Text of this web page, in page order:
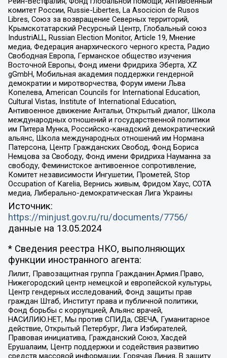
комитет России, Russie-Libertes, La Asocicion de Rusos
Libres, Союз за возвращение Северных территорий,
Крымскотатарский Ресурсный Центр, Глобальный союз
IndustriALL, Russian Election Monitor, Article 19, Мнение
медиа, Федерация анархического черного креста, Радио
Свободная Европа, Германское общество изучения
Восточной Европы, Фонд имени Фридриха Эберта, XZ
gGmbH, Мобильная академия поддержки гендерной
демократии и миротворчества, Форум имени Льва
Копелева, American Councils for International Education,
Cultural Vistas, Institute of International Education,
Антивоенное движение Антальи, Открытый диалог, Школа
международных отношений и государственной политики
им Питера Мунка, Российско-канадский демократический
альянс, Школа международных отношений им Нормана
Патерсона, Центр Гражданских Свобод, Фонд Бориса
Немцова за Свободу, Фонд имени Фридриха Науманна за
свободу, Феминистское антивоенное сопротивление,
Комитет независимости Ингушетии, Прометей, Stop
Occupation of Karelia, Вернись живым, Фридом Хаус, СОТА
медиа, Либерально-демократическая Лига Украины
Источник:
https://minjust.gov.ru/ru/documents/7756/
данные на 13.05.2024
* Сведения реестра НКО, выполняющих
функции иностранного агента:
Лилит, Правозащитная группа Гражданин.Армия.Право,
Нижегородский центр немецкой и европейской культуры,
Центр гендерных исследований, Фонд защиты прав
граждан Штаб, Институт права и публичной политики,
Фонд борьбы с коррупцией, Альянс врачей,
НАСИЛИЮ.НЕТ, Мы против СПИДа, СВЕЧА, Гуманитарное
действие, Открытый Петербург, Лига Избирателей,
Правовая инициатива, Гражданский Союз, Хасдей
Ерушалаим, Центр поддержки и содействия развитию